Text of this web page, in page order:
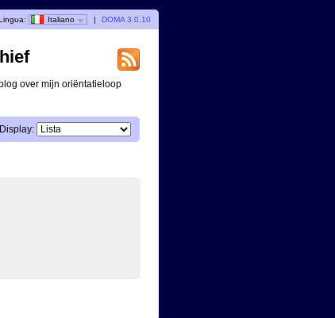
Italiano | DOMA 3.0.10
over mijn oriëntatieloop